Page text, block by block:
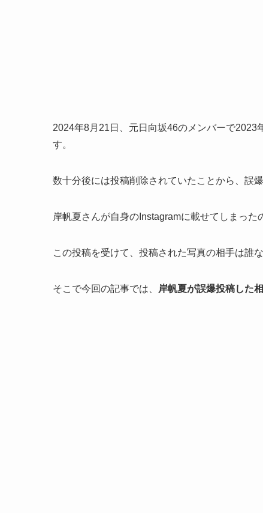
2024年8月21日、元日向坂46のメンバーで2023
す。
数十分後には投稿削除されていたことから、誤
岸帆夏さんが自身のInstagramに載せてしまった
この投稿を受けて、投稿された写真の相手は誰
そこで今回の記事では、 岸帆夏が誤爆投稿した